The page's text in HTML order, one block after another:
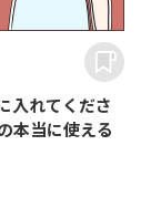
入れてくださ
本当に使える